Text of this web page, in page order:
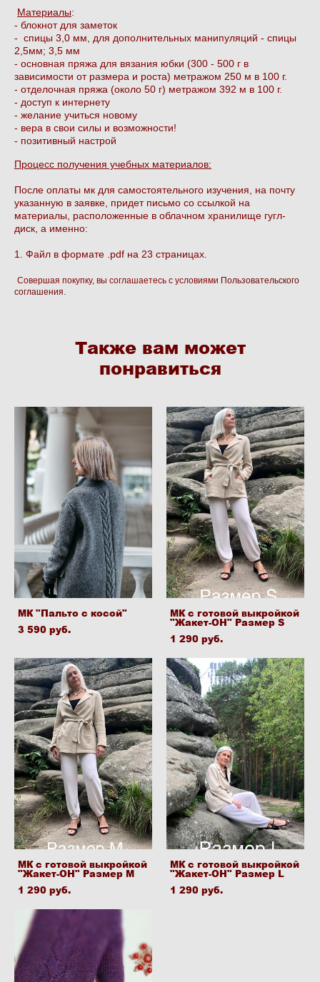
Материалы:
- блокнот для заметок
- спицы 3,0 мм, для дополнительных манипуляций - спицы
2,5мм; 3,5 мм
- основная пряжа для вязания юбки (300 - 500 г в
зависимости от размера и роста) метражом 250 м в 100 г.
- отделочная пряжа (около 50 г) метражом 392 м в 100 г.
- доступ к интернету
- желание учиться новому
- вера в свои силы и возможности!
- позитивный настрой
Процесс получения учебных материалов:
После оплаты мк для самостоятельного изучения, на почту
указанную в заявке, придет письмо со ссылкой на
материалы, расположенные в облачном хранилище гугл-
диск, а именно:
1. Файл в формате .pdf на 23 страницах.
Совершая покупку, вы соглашаетесь с условиями Пользовательского
соглашения.
Также вам может
понравиться
МК "Пальто с косой"
3 590 pуб.
МК с готовой выкройкой
"Жакет-ОН" Размер S
1 290 pуб.
МК с готовой выкройкой
"Жакет-ОН" Размер M
1 290 pуб.
МК с готовой выкройкой
"Жакет-ОН" Размер L
1 290 pуб.